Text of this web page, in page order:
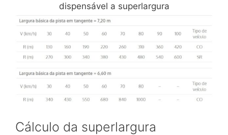
dispensável a superlargura
Cálculo da superlargura